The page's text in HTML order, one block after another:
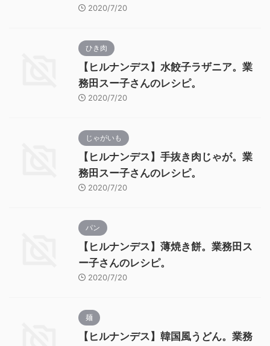
2020/7/20
ひき肉
【ヒルナンデス】水餃子ラザニア。業
務田スー子さんのレシピ。
2020/7/20
じゃがいも
【ヒルナンデス】手抜き肉じゃが。業
務田スー子さんのレシピ。
2020/7/20
パン
【ヒルナンデス】薄焼き餅。業務田ス
ー子さんのレシピ。
2020/7/20
麺
【ヒルナンデス】韓国風うどん。業務